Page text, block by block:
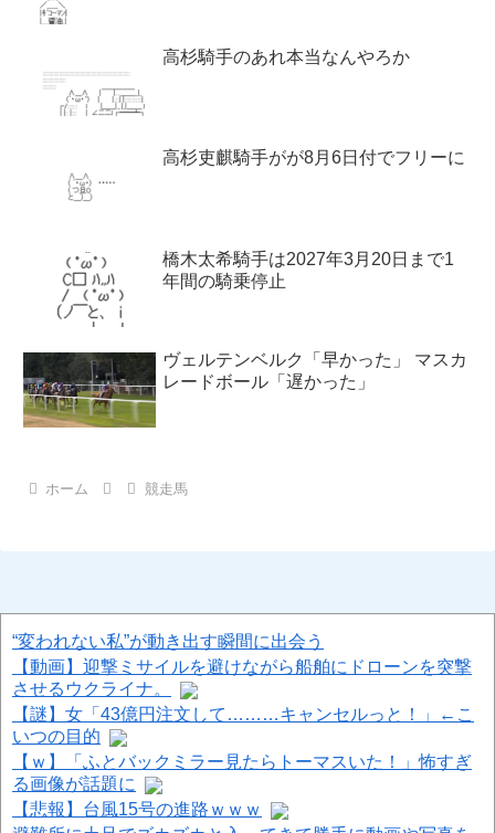
高杉騎手のあれ本当なんやろか
高杉吏麒騎手がが8月6日付でフリーに
橋木太希騎手は2027年3月20日まで1
年間の騎乗停止
ヴェルテンベルク「早かった」 マスカ
レードボール「遅かった」
ホーム 競走馬
“変われない私”が動き出す瞬間に出会う
【動画】迎撃ミサイルを避けながら船舶にドローンを突撃
させるウクライナ。
【謎】女「43億円注文して………キャンセルっと！」←こ
いつの目的
【ｗ】「ふとバックミラー見たらトーマスいた！」怖すぎ
る画像が話題に
【悲報】台風15号の進路ｗｗｗ